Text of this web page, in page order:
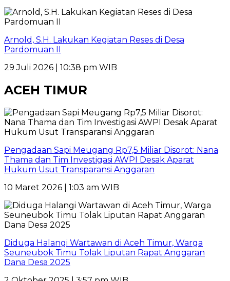
Arnold, S.H. Lakukan Kegiatan Reses di Desa
Pardomuan II
29 Juli 2026 | 10:38 pm WIB
ACEH TIMUR
Pengadaan Sapi Meugang Rp7,5 Miliar Disorot: Nana
Thama dan Tim Investigasi AWPI Desak Aparat
Hukum Usut Transparansi Anggaran
10 Maret 2026 | 1:03 am WIB
Diduga Halangi Wartawan di Aceh Timur, Warga
Seuneubok Timu Tolak Liputan Rapat Anggaran
Dana Desa 2025